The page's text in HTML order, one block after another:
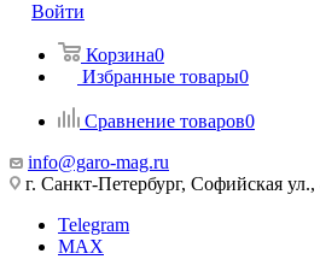
Войти
Корзина0
Избранные товары0
Сравнение товаров0
info@garo-mag.ru
г. Санкт-Петербург, Софийская ул.,
Telegram
MAX